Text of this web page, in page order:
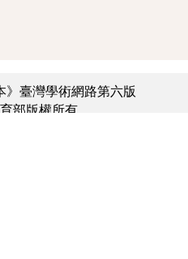
》臺灣學術網路第六版
部版權所有